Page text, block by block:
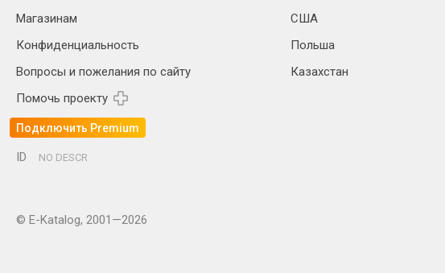
Магазинам
Конфиденциальность
Вопросы и пожелания по сайту
Помочь проекту
Подключить Premium
США
Польша
Казахстан
ID NO DESCR
© E-Katalog, 2001—2026